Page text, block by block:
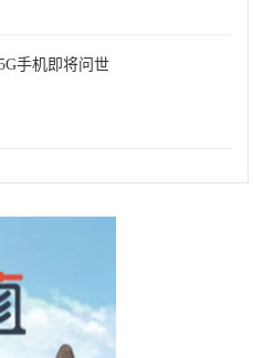
手机即将问世